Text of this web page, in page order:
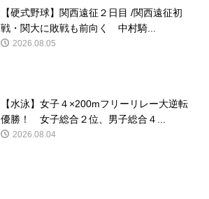
【硬式野球】関西遠征２日目 /関西遠征初
戦・関大に敗戦も前向く 中村騎...
2026.08.05
【水泳】女子４×200mフリーリレー大逆転
優勝！ 女子総合２位、男子総合４...
2026.08.04